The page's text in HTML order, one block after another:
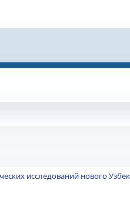
исследований нового